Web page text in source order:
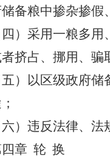
备粮中掺杂掺假
四）采用一粮多
挤占、挪用、骗
五）以区级政府
六）违反法律、法
章 轮 换